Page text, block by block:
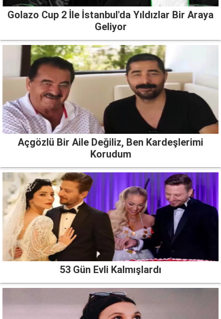
Golazo Cup 2 İle İstanbul'da Yıldızlar Bir Araya
Geliyor
Açgözlü Bir Aile Değiliz, Ben Kardeşlerimi
Korudum
53 Gün Evli Kalmışlardı